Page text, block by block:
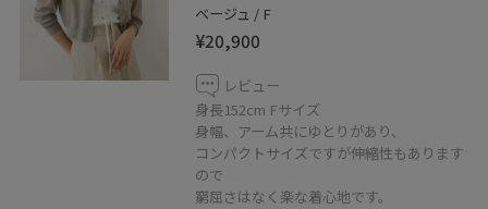
ベージュ / F
¥20,900
レビュー
身長152cm Fサイズ
身幅、アーム共にゆとりがあり、
コンパクトサイズですが伸縮性もあります
ので
窮屈さはなく楽な着心地です。